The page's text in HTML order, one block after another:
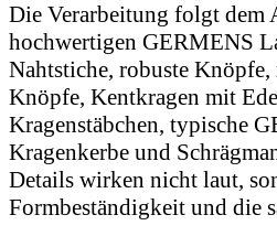
Die Verarbeitung folgt dem
hochwertigen GERMENS
Nahtstiche, robuste
Knöpfe, Kentkragen mit
Kragenstäbchen, typische
Kragenkerbe und
Details wirken nicht laut,
Formbeständigkeit und die